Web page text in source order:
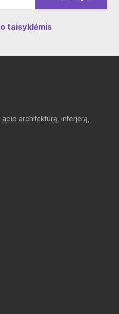
taisyklėmis
architektūrą, interjerą,